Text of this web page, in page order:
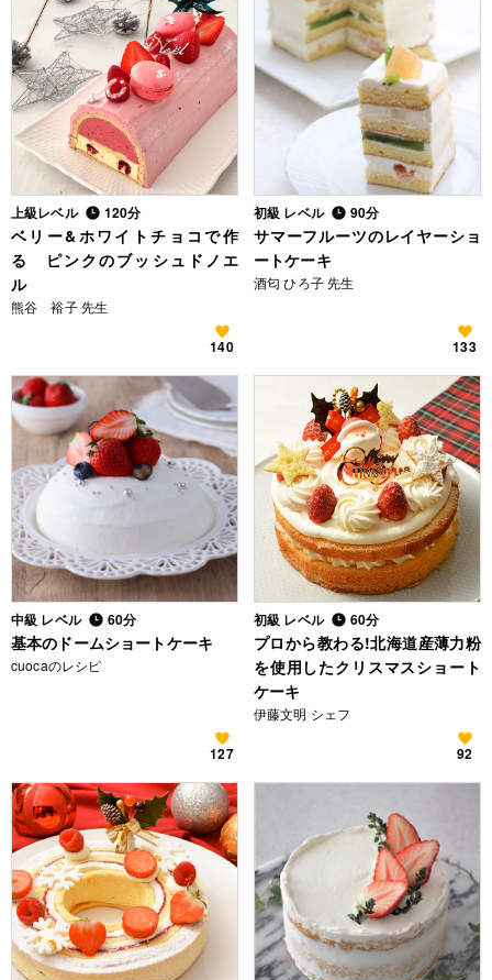
上級レベル 120分
ベリー&ホワイトチョコで作
る ピンクのブッシュドノエ
ル
熊谷 裕子 先生
140
初級 レベル 90分
サマーフルーツのレイヤーショ
ートケーキ
酒匂 ひろ子 先生
133
中級 レベル 60分
基本のドームショートケーキ
cuocaのレシピ
127
初級 レベル 60分
プロから教わる!北海道産薄力粉
を使用したクリスマスショート
ケーキ
伊藤文明 シェフ
92